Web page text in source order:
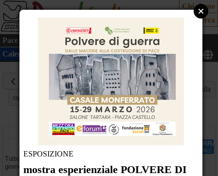
Chi siamo
Cerca
Pace Mondo Cittadinanza attiva
Ecologia
Calendario
Mappa
oggi
Marzo
2026
Mese Settimana Giorno Agenda
giovedì
Tutto il
giorno
mostra esperienziale POLVERE DI
Salone Tartara - piazza Castello - Casale Monferrato (AL)
ESPOSIZIONE
mostra esperienziale POLVERE DI